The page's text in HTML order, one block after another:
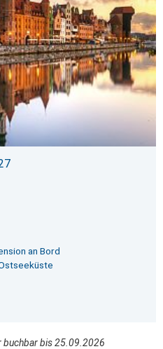
an Bord
buchbar bis 25.09.2026